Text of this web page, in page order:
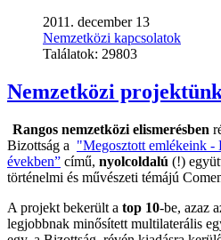
2011. december 13
Nemzetközi kapcsolatok
Találatok: 29803
Nemzetközi
Rangos nemzetközi elismerésben
Bizottság a "Megosztott emlékeink -
években” című, nyolcoldalú (!)
történelmi és művészeti témájú
A projekt bekerült a top 10-be, azaz
legjobbnak minősített multilaterális